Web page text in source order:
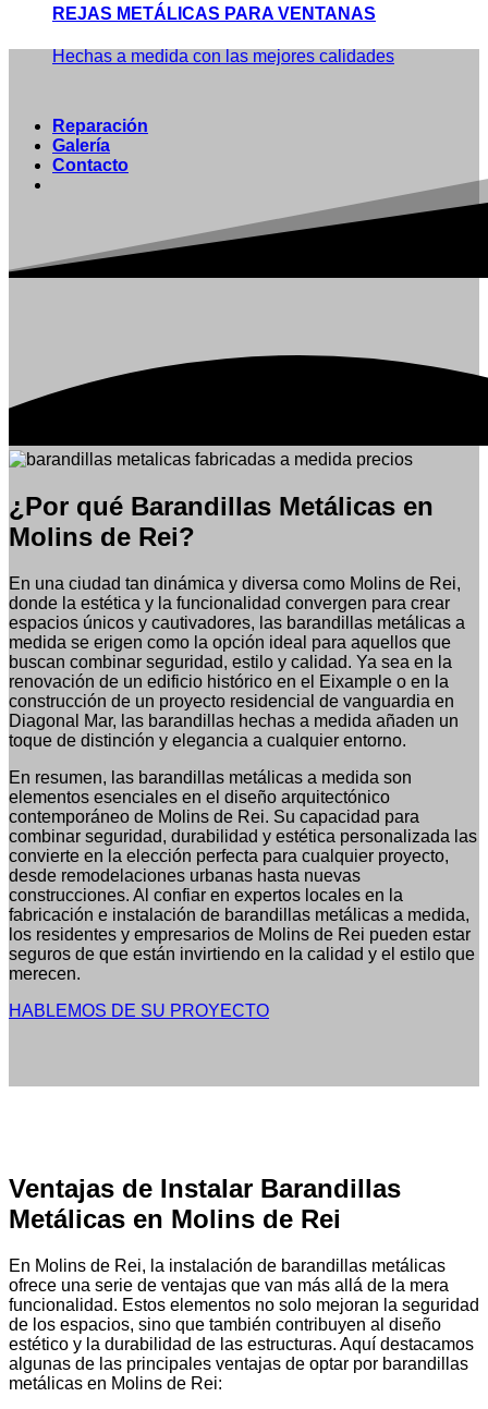
REJAS METÁLICAS PARA VENTANAS
Hechas a medida con las mejores calidades
Reparación
Galería
Contacto
¿Por qué Barandillas Metálicas en
Molins de Rei?
En una ciudad tan dinámica y diversa como Molins de Rei,
donde la estética y la funcionalidad convergen para crear
espacios únicos y cautivadores, las barandillas metálicas a
medida se erigen como la opción ideal para aquellos que
buscan combinar seguridad, estilo y calidad. Ya sea en la
renovación de un edificio histórico en el Eixample o en la
construcción de un proyecto residencial de vanguardia en
Diagonal Mar, las barandillas hechas a medida añaden un
toque de distinción y elegancia a cualquier entorno.
En resumen, las barandillas metálicas a medida son
elementos esenciales en el diseño arquitectónico
contemporáneo de Molins de Rei. Su capacidad para
combinar seguridad, durabilidad y estética personalizada las
convierte en la elección perfecta para cualquier proyecto,
desde remodelaciones urbanas hasta nuevas
construcciones. Al confiar en expertos locales en la
fabricación e instalación de barandillas metálicas a medida,
los residentes y empresarios de Molins de Rei pueden estar
seguros de que están invirtiendo en la calidad y el estilo que
merecen.
HABLEMOS DE SU PROYECTO
Ventajas de Instalar Barandillas
Metálicas en Molins de Rei
En Molins de Rei, la instalación de barandillas metálicas
ofrece una serie de ventajas que van más allá de la mera
funcionalidad. Estos elementos no solo mejoran la seguridad
de los espacios, sino que también contribuyen al diseño
estético y la durabilidad de las estructuras. Aquí destacamos
algunas de las principales ventajas de optar por barandillas
metálicas en Molins de Rei: